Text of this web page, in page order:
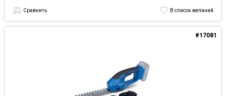
Сравнить В список желаний
#17081